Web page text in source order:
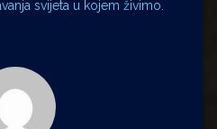
svijeta u kojem živimo.